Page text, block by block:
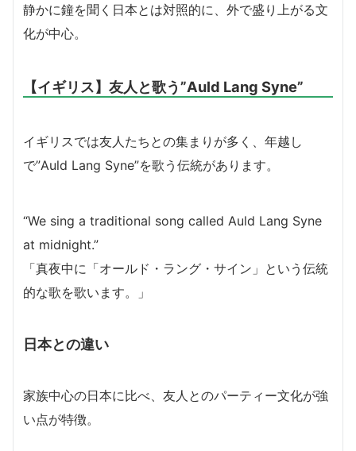
静かに鐘を聞く日本とは対照的に、外で盛り上がる文
化が中心。
【イギリス】友人と歌う”Auld Lang Syne”
イギリスでは友人たちとの集まりが多く、年越し
で”Auld Lang Syne”を歌う伝統があります。
“We sing a traditional song called Auld Lang Syne
at midnight.”
「真夜中に「オールド・ラング・サイン」という伝統
的な歌を歌います。」
日本との違い
家族中心の日本に比べ、友人とのパーティー文化が強
い点が特徴。